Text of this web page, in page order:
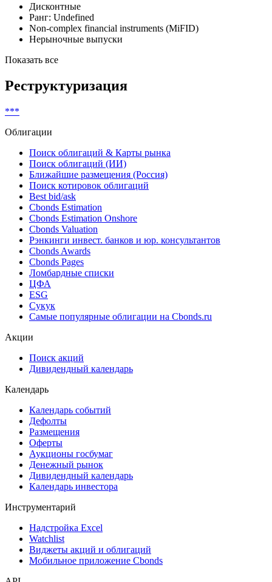
Строительные облигации
Именные
Ранг: Undefined
Реструктуризация
Облигации
Поиск облигаций & Карты рынка
Поиск облигаций (ИИ)
Ближайшие размещения (Россия)
Поиск котировок облигаций
Best bid/ask
Cbonds Estimation
Cbonds Estimation Onshore
Cbonds Valuation
Рэнкинги инвест. банков и юр. консультантов
Cbonds Awards
Cbonds Pages
Ломбардные списки
ESG
Самые популярные облигации на Cbonds.ru
Дивидендный календарь
Календарь
Календарь событий
Дефолты
Размещения
Оферты
Денежный рынок
Календарь инвестора
Инструментарий